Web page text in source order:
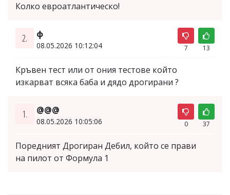
Колко евроатлантическо!
2. ф
08.05.2026 10:12:04 7 13
Кръвен тест или от ония тестове който
изкарват всяка баба и дядо дрогирани ?
1. @@@
08.05.2026 10:05:06 0 37
Поредният Дрогиран Дебил, който се прави
на пилот от Формула 1